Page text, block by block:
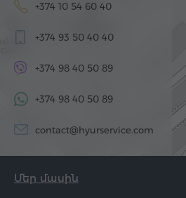
+374 10 54 60 40
+374 93 50 40 40
+374 98 40 50 89
+374 98 40 50 89
contact@hyurservice.com
Մեր մասին